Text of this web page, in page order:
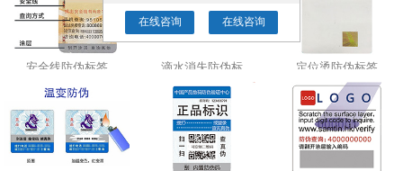
安全线防伪标签 滴水消失防伪标 定位烫防伪标签
在线咨询 在线咨询